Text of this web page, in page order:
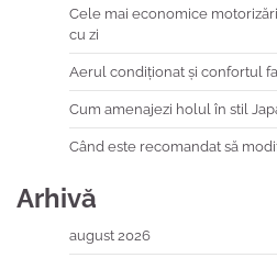
Cele mai economice
cu zi
Aerul condiționat și confortul
Cum amenajezi holul în stil
Când este recomandat să
Arhivă
august 2026